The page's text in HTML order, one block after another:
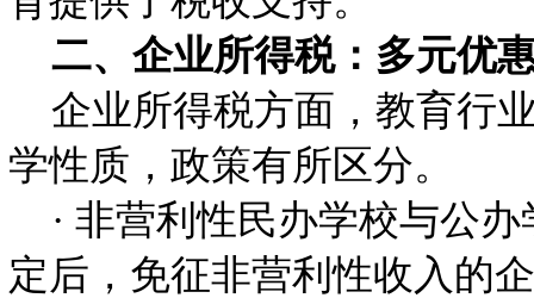
二、企业所得税：多元优
企业所得税方面，教育行
学性质，政策有所区分。
· 非营利性民办学校与公办
定后，免征非营利性收入的